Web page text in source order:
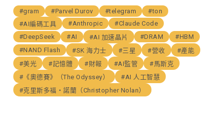
#gram #Parvel Durov #telegram
#ton
#AI編碼工具
#Anthropic
#Claude Code
#DeepSeek
#AI #AI 加速晶片 #DRAM
#HBM
#NAND Flash
#SK 海力士 #三星 #營收
#產能
#美光
#記憶體 #財報 #AI監管
#馬斯克
#《奧德賽》（The Odyssey）
#AI 人工智慧
#克里斯多福・諾蘭（Christopher Nolan）